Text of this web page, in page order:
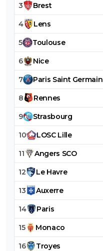
3 Brest
4 Lens
5 Toulouse
6 Nice
7 Paris Saint Germain
8 Rennes
9 Strasbourg
10 LOSC Lille
11 Angers SCO
12 Le Havre
13 Auxerre
14 Paris
15 Monaco
16 Troyes